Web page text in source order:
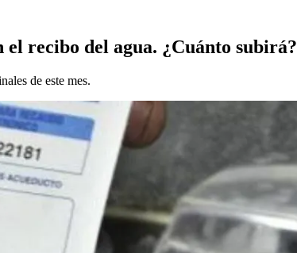
el recibo del agua. ¿Cuánto subirá?
de este mes.